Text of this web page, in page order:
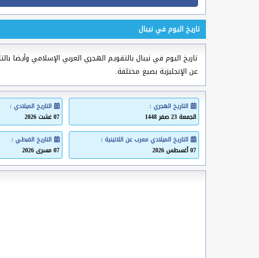
تاريخ اليوم في نيبال
تاريخ اليوم في نيبال بالتقويم الهجري العربي الإسلامي وأيضا
عن الإنجليزية بصيغ مختلفة.
التاريخ الهجري :
الجمعة 23 صفر 1448
التاريخ الميلادي :
07 غشت 2026
التاريخ الميلادي معرب عن اللاتينية :
07 أغسطس 2026
التاريخ القبطي :
07 مسرى 2026